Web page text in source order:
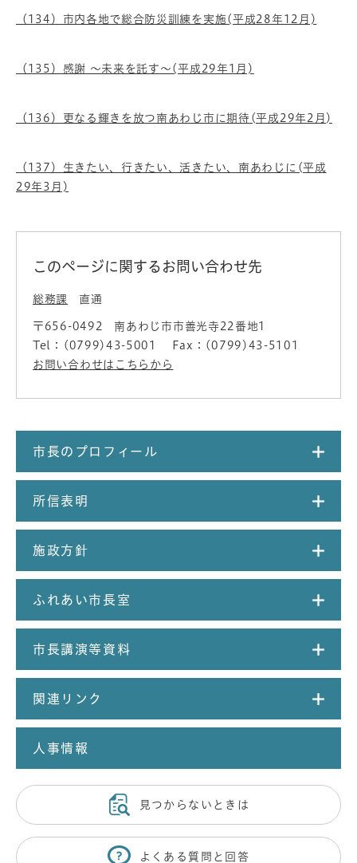
（134）市内各地で総合防災訓練を実施(平成28年12月)
（135）感謝 ～未来を託す～(平成29年1月)
（136）更なる輝きを放つ南あわじ市に期待(平成29年2月)
（137）生きたい、行きたい、活きたい、南あわじに(平成
29年3月)
このページに関するお問い合わせ先
総務課 直通
〒656-0492
南あわじ市市善光寺22番地1
Tel：(0799)43-5001
Fax：(0799)43-5101
お問い合わせはこちらから
市長のプロフィール
所信表明
施政方針
ふれあい市長室
市長講演等資料
関連リンク
人事情報
見つからないときは
よくある質問と回答